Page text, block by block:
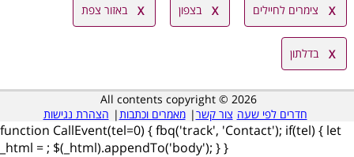
צימרים לחיילים בצפון באזור צפת
בדלתון
All contents copyright © 2026
חדרים לפי שעה צור קשר| מאמרים וכתבות| הצהרת נגישות
function CallEvent(tel=0) { fbq('track', 'Contact'); if(tel) { let
_html = ; $(_html).appendTo('body'); } }